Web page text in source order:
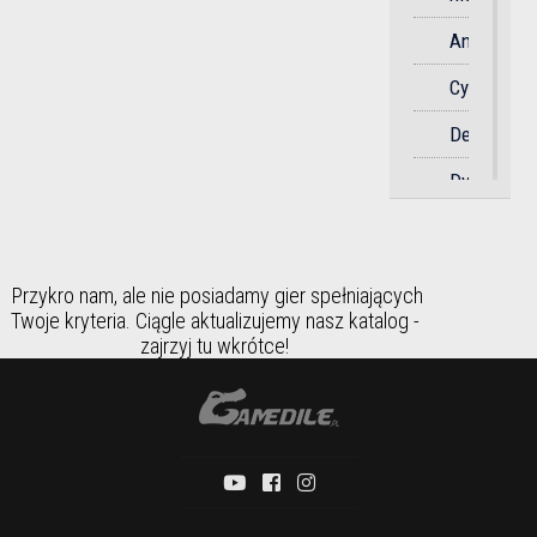
Sportowa
Strzelanka
Survival
Anime
Cyberpunk
Dystopia
Przykro nam, ale nie posiadamy gier spełniających
Twoje kryteria. Ciągle aktualizujemy nasz katalog -
zajrzyj tu wkrótce!